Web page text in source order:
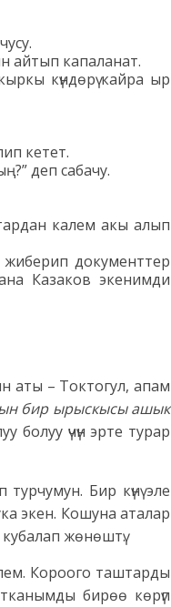
айтып капаланат.
күндөрү кайра ыр
кетет.
деп сабачу.
калем акы алып
жиберип документтер
Казаков экенимди
аты – Токтогул, апам
бир ырыскысы ашык
болуу үчүн эрте турар
турчумун. Бир күнү эле
экен. Кошуна аталар
жөнөштү.
Короого таштарды
бирөө көрүп